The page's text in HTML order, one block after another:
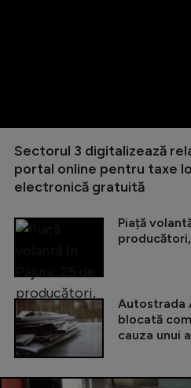
Sectorul 3 digitalizează
portal online pentru taxe
electronică gratuită
Piață
Autostrada
blocată
cauza unui